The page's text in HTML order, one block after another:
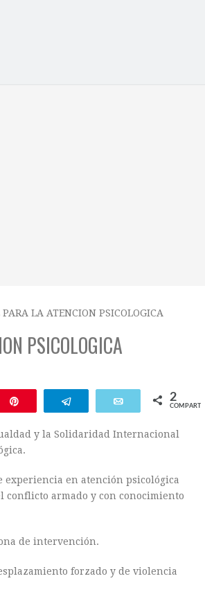
PARA LA ATENCION PSICOLOGICA
PSICOLOGICA
Telegram Email 2
COMPARTIR
y la Solidaridad Internacional
experiencia en atención psicológica
armado y con conocimiento
de intervención.
forzado y de violencia